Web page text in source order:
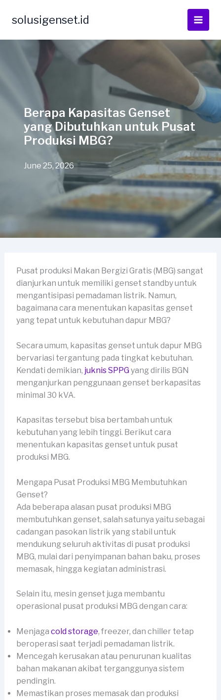
solusigenset.id
Berapa Kapasitas Genset
yang Dibutuhkan untuk Pusat
Produksi MBG?
June 25, 2026
Pusat produksi Makan Bergizi Gratis (MBG) sangat
dianjurkan untuk memiliki genset standby untuk
mengantisipasi pemadaman listrik. Namun,
bagaimana cara menentukan kapasitas genset
yang tepat untuk kebutuhan dapur MBG?
Secara umum, kapasitas genset untuk dapur MBG
bervariasi tergantung pada tingkat kebutuhan.
Kendati demikian, juknis SPPGyang dirilis BGN
menganjurkan penggunaan genset berkapasitas
minimal 30 kVA.
Kapasitas tersebut bisa bertambah untuk
kebutuhan yang lebih tinggi. Berikut cara
menentukan kapasitas genset untuk pusat
produksi MBG.
Mengapa Pusat Produksi MBG Membutuhkan
Genset?
Ada beberapa alasan pusat produksi MBG
membutuhkan genset, salah satunya yaitu sebagai
cadangan pasokan listrik yang stabil untuk
mendukung seluruh aktivitas di pusat produksi
MBG, mulai dari penyimpanan bahan baku, proses
memasak, hingga kegiatan administrasi.
Selain itu, mesin genset juga membantu
operasional pusat produksi MBG dengan cara:
Menjaga cold storage, freezer, dan chiller tetap
beroperasi saat terjadi pemadaman listrik.
Mencegah kerusakan atau penurunan kualitas
bahan makanan akibat terganggunya sistem
pendingin.
Memastikan proses memasak dan produksi